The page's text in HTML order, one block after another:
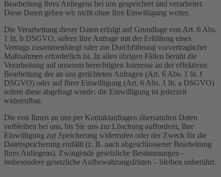
Bearbeitung Ihres Anliegens bei uns gespeichert und verarbeitet.
Diese Daten geben wir nicht ohne Ihre Einwilligung weiter.
Die Verarbeitung dieser Daten erfolgt auf Grundlage von Art. 6 Abs.
1 lit. b DSGVO, sofern Ihre Anfrage mit der Erfüllung eines
Vertrags zusammenhängt oder zur Durchführung vorvertraglicher
Maßnahmen erforderlich ist. In allen übrigen Fällen beruht die
Verarbeitung auf unserem berechtigten Interesse an der effektiven
Bearbeitung der an uns gerichteten Anfragen (Art. 6 Abs. 1 lit. f
DSGVO) oder auf Ihrer Einwilligung (Art. 6 Abs. 1 lit. a DSGVO)
sofern diese abgefragt wurde; die Einwilligung ist jederzeit
widerrufbar.
Die von Ihnen an uns per Kontaktanfragen übersandten Daten
verbleiben bei uns, bis Sie uns zur Löschung auffordern, Ihre
Einwilligung zur Speicherung widerrufen oder der Zweck für die
Datenspeicherung entfällt (z. B. nach abgeschlossener Bearbeitung
Ihres Anliegens). Zwingende gesetzliche Bestimmungen –
insbesondere gesetzliche Aufbewahrungsfristen – bleiben unberührt.